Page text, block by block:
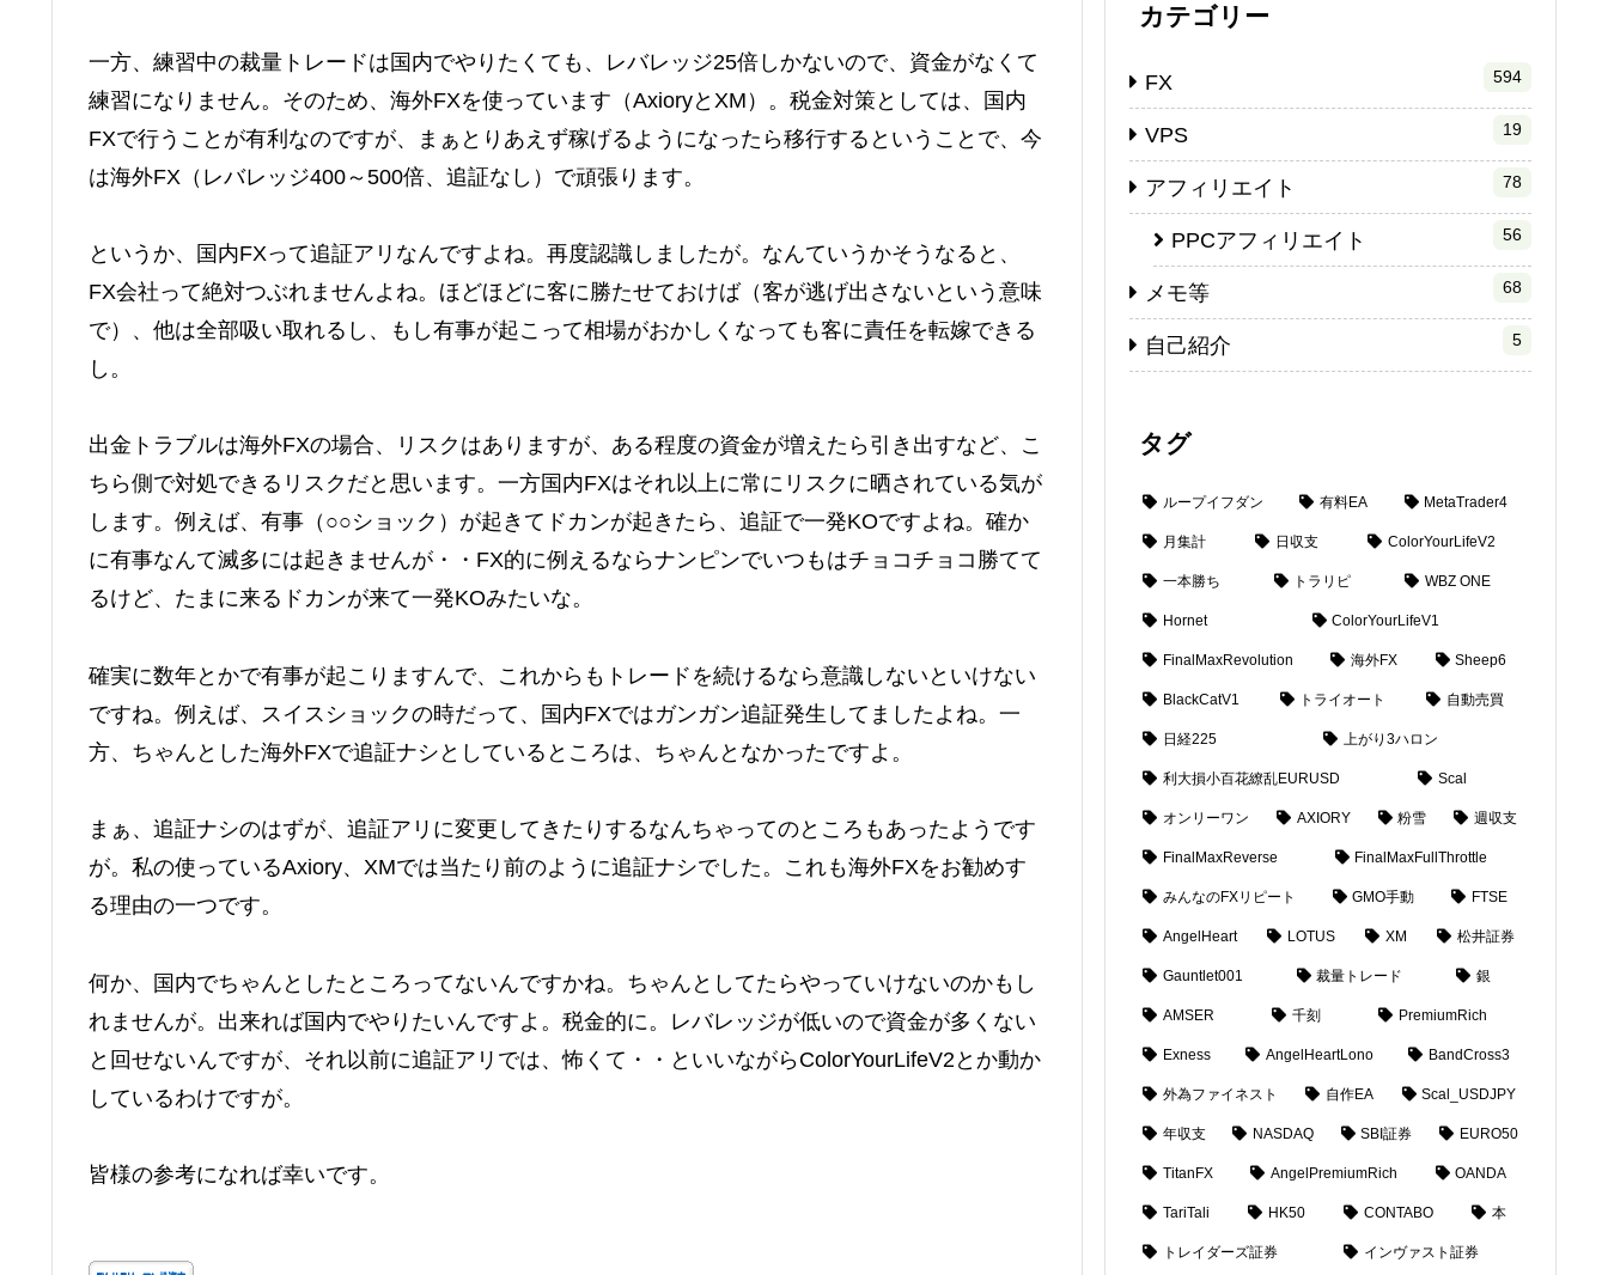
一方、練習中の裁量トレードは国内でやりたくても、レバレッジ25倍しかないので、資金がなくて
練習になりません。そのため、海外FXを使っています（AxioryとXM）。税金対策としては、国内
FXで行うことが有利なのですが、まぁとりあえず稼げるようになったら移行するということで、今
は海外FX（レバレッジ400～500倍、追証なし）で頑張ります。
というか、国内FXって追証アリなんですよね。再度認識しましたが。なんていうかそうなると、
FX会社って絶対つぶれませんよね。ほどほどに客に勝たせておけば（客が逃げ出さないという意味
で）、他は全部吸い取れるし、もし有事が起こって相場がおかしくなっても客に責任を転嫁できる
し。
出金トラブルは海外FXの場合、リスクはありますが、ある程度の資金が増えたら引き出すなど、こ
ちら側で対処できるリスクだと思います。一方国内FXはそれ以上に常にリスクに晒されている気が
します。例えば、有事（○○ショック）が起きてドカンが起きたら、追証で一発KOですよね。確か
に有事なんて滅多には起きませんが・・FX的に例えるならナンピンでいつもはチョコチョコ勝てて
るけど、たまに来るドカンが来て一発KOみたいな。
確実に数年とかで有事が起こりますんで、これからもトレードを続けるなら意識しないといけない
ですね。例えば、スイスショックの時だって、国内FXではガンガン追証発生してましたよね。一
方、ちゃんとした海外FXで追証ナシとしているところは、ちゃんとなかったですよ。
まぁ、追証ナシのはずが、追証アリに変更してきたりするなんちゃってのところもあったようです
が。私の使っているAxiory、XMでは当たり前のように追証ナシでした。これも海外FXをお勧めす
る理由の一つです。
何か、国内でちゃんとしたところってないんですかね。ちゃんとしてたらやっていけないのかもし
れませんが。出来れば国内でやりたいんですよ。税金的に。レバレッジが低いので資金が多くない
と回せないんですが、それ以前に追証アリでは、怖くて・・といいながらColorYourLifeV2とか動か
しているわけですが。
皆様の参考になれば幸いです。
カテゴリー
FX 594
VPS 19
アフィリエイト 78
PPCアフィリエイト 56
メモ等 68
自己紹介 5
タグ
ループイフダン 有料EA MetaTrader4
月集計 日収支 ColorYourLifeV2
一本勝ち トラリピ WBZ ONE
Hornet ColorYourLifeV1
FinalMaxRevolution 海外FX Sheep6
BlackCatV1 トライオート 自動売買
日経225 上がり3ハロン
利大損小百花繚乱EURUSD Scal
オンリーワン AXIORY 粉雪 週収支
FinalMaxReverse FinalMaxFullThrottle
みんなのFXリピート GMO手動 FTSE
AngelHeart LOTUS XM 松井証券
Gauntlet001 裁量トレード 銀
AMSER 千刻 PremiumRich
Exness AngelHeartLono BandCross3
外為ファイネスト 自作EA Scal_USDJPY
年収支 NASDAQ SBI証券 EURO50
TitanFX AngelPremiumRich OANDA
TariTali HK50 CONTABO 本
トレイダーズ証券 インヴァスト証券